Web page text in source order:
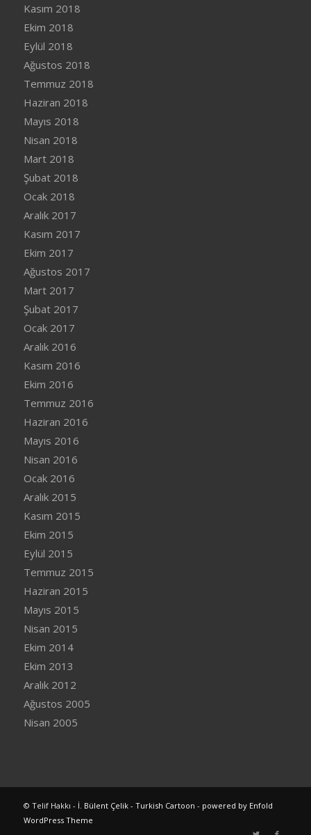
Kasım 2018
Ekim 2018
Eylül 2018
Ağustos 2018
Temmuz 2018
Haziran 2018
Mayıs 2018
Nisan 2018
Mart 2018
Şubat 2018
Ocak 2018
Aralık 2017
Kasım 2017
Ekim 2017
Ağustos 2017
Mart 2017
Şubat 2017
Ocak 2017
Aralık 2016
Kasım 2016
Ekim 2016
Temmuz 2016
Haziran 2016
Mayıs 2016
Nisan 2016
Ocak 2016
Aralık 2015
Kasım 2015
Ekim 2015
Eylül 2015
Temmuz 2015
Haziran 2015
Mayıs 2015
Nisan 2015
Ekim 2014
Ekim 2013
Aralık 2012
Ağustos 2005
Nisan 2005
© Telif Hakkı - İ. Bülent Çelik - Turkish Cartoon - powered by Enfold
WordPress Theme